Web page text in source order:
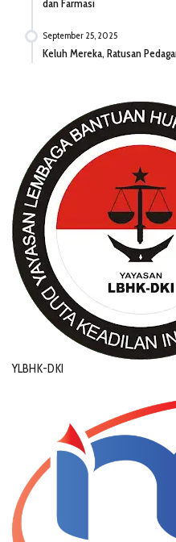
dan Farmasi
September 25, 2025
Keluh Mereka, Ratusan
YLBHK-DKI